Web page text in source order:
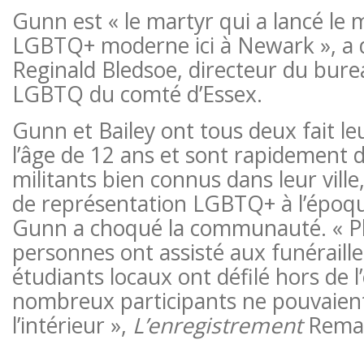
Gunn est « le martyr qui a lancé le
LGBTQ+ moderne ici à Newark »,
Reginald Bledsoe, directeur du
LGBTQ du comté d’Essex.
Gunn et Bailey ont tous deux fait
l’âge de 12 ans et sont rapidement
militants bien connus dans leur
de représentation LGBTQ+ à
Gunn a choqué la communauté. «
personnes ont assisté aux
étudiants locaux ont défilé hors de
nombreux participants ne
l’intérieur », L’enregistrement